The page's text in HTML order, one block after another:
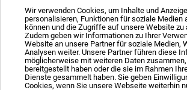
Wir verwenden Cookies, um Inhalte und
personalisieren, Funktionen für soziale Medien
können und die Zugriffe auf unsere Website zu
Zudem geben wir Informationen zu Ihrer
Website an unsere Partner für soziale Medien,
Analysen weiter. Unsere Partner führen diese
möglicherweise mit weiteren Daten
bereitgestellt haben oder die sie im Rahmen
Dienste gesammelt haben. Sie geben
Cookies, wenn Sie unsere Webseite weiterhin
1
Absolut sikker